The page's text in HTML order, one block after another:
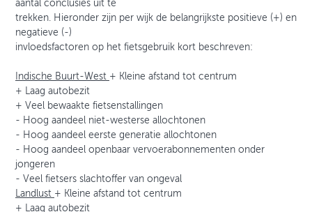
aantal conclusies uit te
trekken. Hieronder zijn per wijk de belangrijkste positieve (+) en
negatieve (-)
invloedsfactoren op het fietsgebruik kort beschreven:
Indische Buurt-West + Kleine afstand tot centrum
+ Laag autobezit
+ Veel bewaakte fietsenstallingen
- Hoog aandeel niet-westerse allochtonen
- Hoog aandeel eerste generatie allochtonen
- Hoog aandeel openbaar vervoerabonnementen onder
jongeren
- Veel fietsers slachtoffer van ongeval
Landlust + Kleine afstand tot centrum
+ Laag autobezit